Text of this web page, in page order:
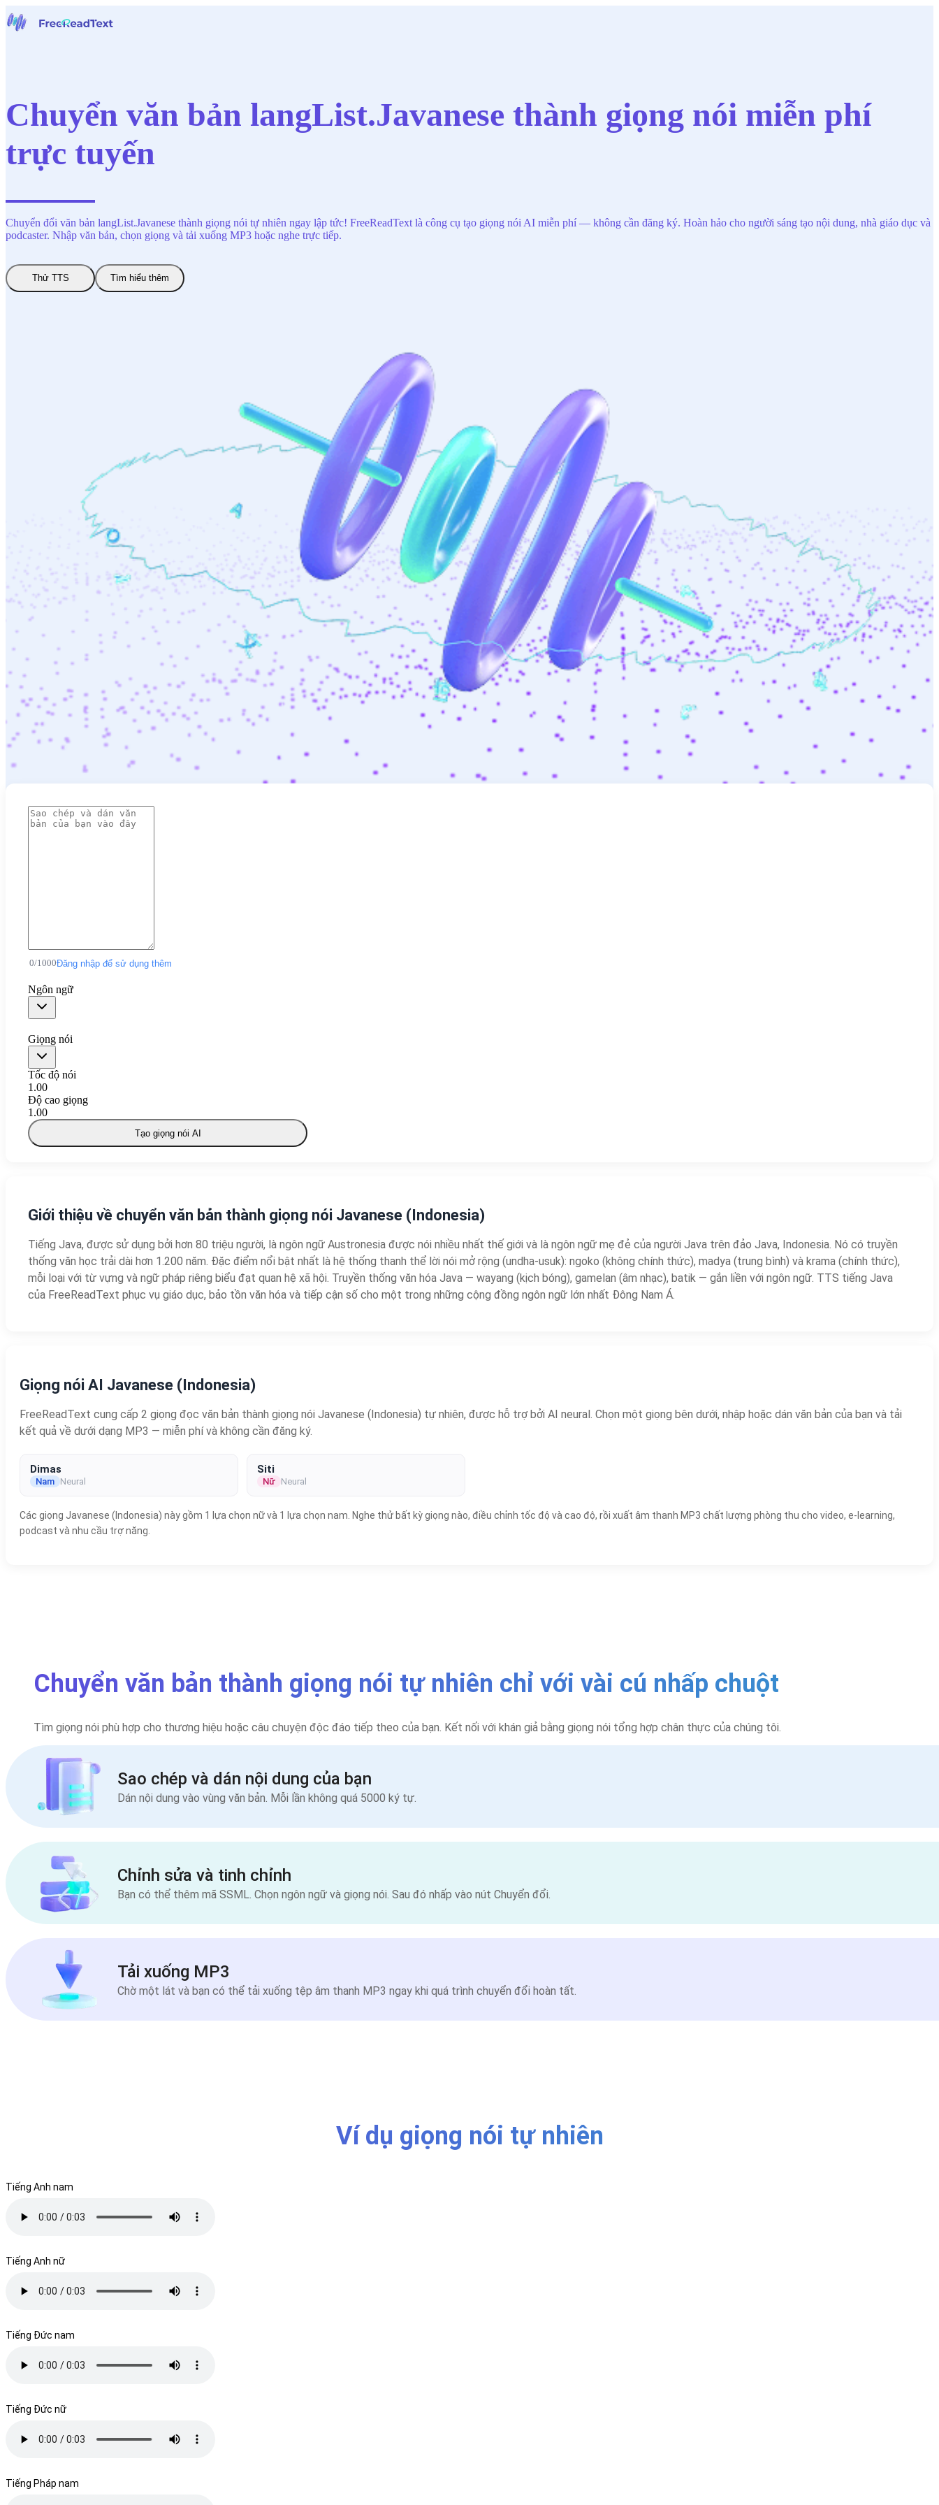
Bảng giá
Liên hệ chúng tôi
Tiếng Việt
Chuyển văn bản langList.Javanese thành giọng nói miễn phí
trực tuyến
Chuyển đổi văn bản langList.Javanese thành giọng nói tự nhiên ngay lập tức! FreeReadText là công cụ tạo giọng nói AI miễn phí — không cần đăng ký. Hoàn hảo cho người sáng tạo nội dung, nhà giáo dục và
podcaster. Nhập văn bản, chọn giọng và tải xuống MP3 hoặc nghe trực tiếp.
Thử TTS Tìm hiểu thêm
0/1000Đăng nhập để sử dụng thêm
Ngôn ngữ
Giọng nói
Tốc độ nói
1.00
Độ cao giọng
1.00
Tạo giọng nói AI
Giới thiệu về chuyển văn bản thành giọng nói Javanese (Indonesia)
Tiếng Java, được sử dụng bởi hơn 80 triệu người, là ngôn ngữ Austronesia được nói nhiều nhất thế giới và là ngôn ngữ mẹ đẻ của người Java trên đảo Java, Indonesia. Nó có truyền
thống văn học trải dài hơn 1.200 năm. Đặc điểm nổi bật nhất là hệ thống thanh thể lời nói mở rộng (undha-usuk): ngoko (không chính thức), madya (trung bình) và krama (chính thức),
mỗi loại với từ vựng và ngữ pháp riêng biểu đạt quan hệ xã hội. Truyền thống văn hóa Java — wayang (kịch bóng), gamelan (âm nhạc), batik — gắn liền với ngôn ngữ. TTS tiếng Java
của FreeReadText phục vụ giáo dục, bảo tồn văn hóa và tiếp cận số cho một trong những cộng đồng ngôn ngữ lớn nhất Đông Nam Á.
Giọng nói AI Javanese (Indonesia)
FreeReadText cung cấp 2 giọng đọc văn bản thành giọng nói Javanese (Indonesia) tự nhiên, được hỗ trợ bởi AI neural. Chọn một giọng bên dưới, nhập hoặc dán văn bản của bạn và tải
kết quả về dưới dạng MP3 — miễn phí và không cần đăng ký.
Dimas
Nam Neural
Siti
Nữ Neural
Các giọng Javanese (Indonesia) này gồm 1 lựa chọn nữ và 1 lựa chọn nam. Nghe thử bất kỳ giọng nào, điều chỉnh tốc độ và cao độ, rồi xuất âm thanh MP3 chất lượng phòng thu cho video, e-learning,
podcast và nhu cầu trợ năng.
Chuyển văn bản thành giọng nói tự nhiên chỉ với vài cú nhấp chuột
Tìm giọng nói phù hợp cho thương hiệu hoặc câu chuyện độc đáo tiếp theo của bạn. Kết nối với khán giả bằng giọng nói tổng hợp chân thực của chúng tôi.
Sao chép và dán nội dung của bạn
Dán nội dung vào vùng văn bản. Mỗi lần không quá 5000 ký tự.
Chỉnh sửa và tinh chỉnh
Bạn có thể thêm mã SSML. Chọn ngôn ngữ và giọng nói. Sau đó nhấp vào nút Chuyển đổi.
Tải xuống MP3
Chờ một lát và bạn có thể tải xuống tệp âm thanh MP3 ngay khi quá trình chuyển đổi hoàn tất.
Ví dụ giọng nói tự nhiên
Tiếng Anh nam
Tiếng Anh nữ
Tiếng Đức nam
Tiếng Đức nữ
Tiếng Pháp nam